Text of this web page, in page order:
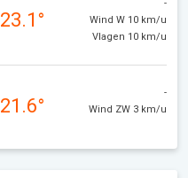
23.1°
-
Wind W 10 km/u
Vlagen 10 km/u
21.6°
-
Wind ZW 3 km/u